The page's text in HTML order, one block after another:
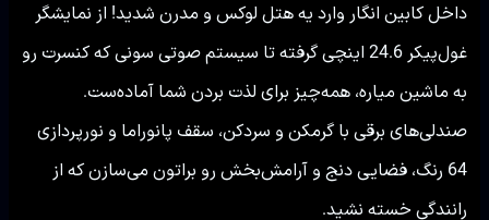
داخل کابین انگار وارد یه هتل لوکس و مدرن شدید! از نمایشگر
غول‌پیکر 24.6 اینچی گرفته تا سیستم صوتی سونی که کنسرت رو
به ماشین میاره، همه‌چیز برای لذت بردن شما آماده‌ست.
صندلی‌های برقی با گرمکن و سردکن، سقف پانوراما و نورپردازی
64 رنگ، فضایی دنج و آرامش‌بخش رو براتون می‌سازن که از
رانندگی خسته نشید.